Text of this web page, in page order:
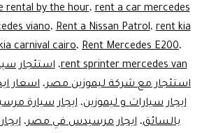
rental by the hour،rent a car mercedes
viano،Rent a Nissan Patrol،rent kia
carnival cairo، Rent Mercedes E200،
rent sprinter mercedes van،استئجار
استئجار مع شركة ليموزين مصر، اسعار
ايجار سيارات و ليموزين،ايجار سيارة
بالسائق،ايجار مرسيدس في مصر،